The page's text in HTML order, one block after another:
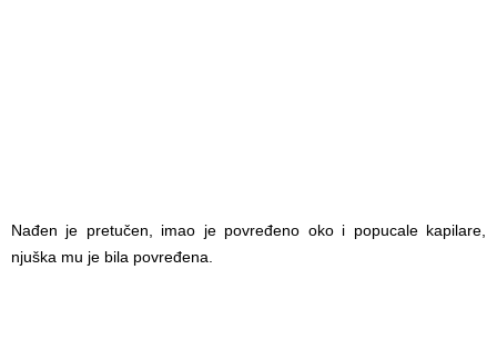
Nađen je pretučen, imao je povređeno oko i popucale kapilare,
njuška mu je bila povređena.